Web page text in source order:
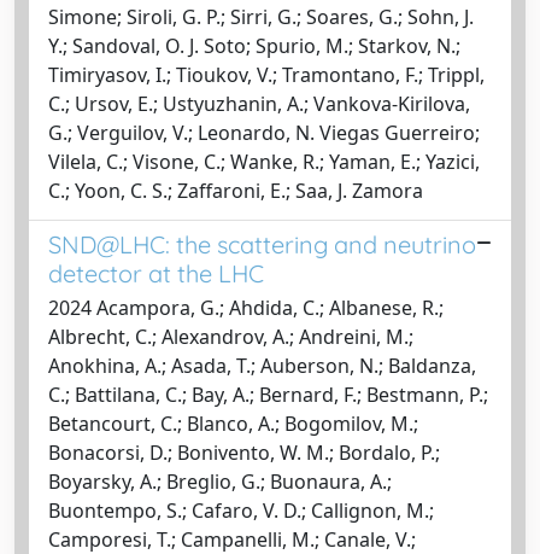
Simone; Siroli, G. P.; Sirri, G.; Soares, G.; Sohn, J.
Y.; Sandoval, O. J. Soto; Spurio, M.; Starkov, N.;
Timiryasov, I.; Tioukov, V.; Tramontano, F.; Trippl,
C.; Ursov, E.; Ustyuzhanin, A.; Vankova-Kirilova,
G.; Verguilov, V.; Leonardo, N. Viegas Guerreiro;
Vilela, C.; Visone, C.; Wanke, R.; Yaman, E.; Yazici,
C.; Yoon, C. S.; Zaffaroni, E.; Saa, J. Zamora
SND@LHC: the scattering and neutrino
detector at the LHC
2024 Acampora, G.; Ahdida, C.; Albanese, R.;
Albrecht, C.; Alexandrov, A.; Andreini, M.;
Anokhina, A.; Asada, T.; Auberson, N.; Baldanza,
C.; Battilana, C.; Bay, A.; Bernard, F.; Bestmann, P.;
Betancourt, C.; Blanco, A.; Bogomilov, M.;
Bonacorsi, D.; Bonivento, W. M.; Bordalo, P.;
Boyarsky, A.; Breglio, G.; Buonaura, A.;
Buontempo, S.; Cafaro, V. D.; Callignon, M.;
Camporesi, T.; Campanelli, M.; Canale, V.;